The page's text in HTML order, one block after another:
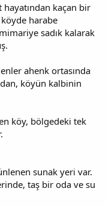
kaçan bir
harabe
sadık kalarak
ahenk ortasında
köyün kalbinin
köy, bölgedeki tek
sunak yeri var.
taş bir oda ve su